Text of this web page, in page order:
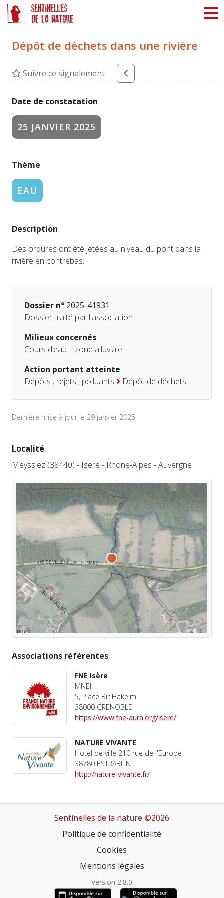
Dépôt de déchets dans une rivière
Suivre ce signalement
Date de constatation
25 JANVIER 2025
Thème
EAU
Description
Des ordures ont été jetées au niveau du pont dans la
rivière en contrebas.
Dossier n° 2025-41931
Dossier traité par l'association
Milieux concernés
Cours d’eau – zone alluviale
Action portant atteinte
Dépôts ; rejets ; polluants
Dépôt de déchets
Dernière mise à jour le 29 janvier 2025
Localité
Meyssiez (38440) - Isere - Rhone-Alpes - Auvergne
Associations référentes
FNE Isère
MNEI
5, Place Bir Hakeim
38000 GRENOBLE
https://www.fne-aura.org/isere/
NATURE VIVANTE
Hotel de ville 210 rue de l'Europe
38780 ESTRABLIN
http://nature-vivante.fr/
Sentinelles de la nature ©2026
Politique de confidentialité
Cookies
Mentions légales
Version 2.8.0
Panneau de gestion des cookies